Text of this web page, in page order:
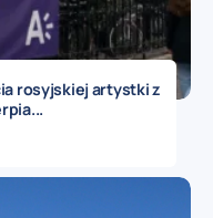
rosyjskiej artystki z